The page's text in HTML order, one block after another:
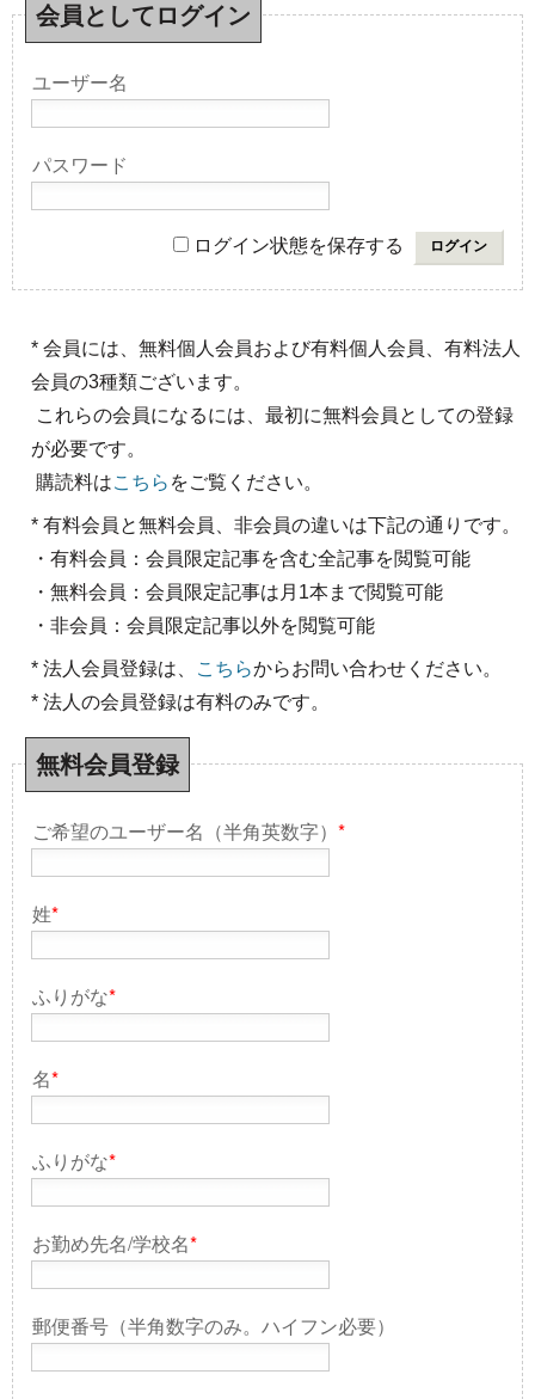
会員としてログイン
ユーザー名
パスワード
ログイン状態を保存する
* 会員には、無料個人会員および有料個人会員、有料法人
会員の3種類ございます。
これらの会員になるには、最初に無料会員としての登録
が必要です。
購読料はこちら をご覧ください。
* 有料会員と無料会員、非会員の違いは下記の通りです。
・有料会員：会員限定記事を含む全記事を閲覧可能
・無料会員：会員限定記事は月1本まで閲覧可能
・非会員：会員限定記事以外を閲覧可能
* 法人会員登録は、 こちらからお問い合わせください。
* 法人の会員登録は有料のみです。
無料会員登録
ご希望のユーザー名（半角英数字） *
姓*
ふりがな*
名*
ふりがな*
お勤め先名/学校名*
郵便番号（半角数字のみ。ハイフン必要）